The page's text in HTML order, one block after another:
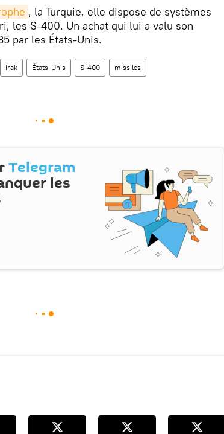
, la Turquie, elle dispose de systèmes
les S-400. Un achat qui lui a valu son
par les États-Unis.
Irak États-Unis S-400 missiles
Telegram
les